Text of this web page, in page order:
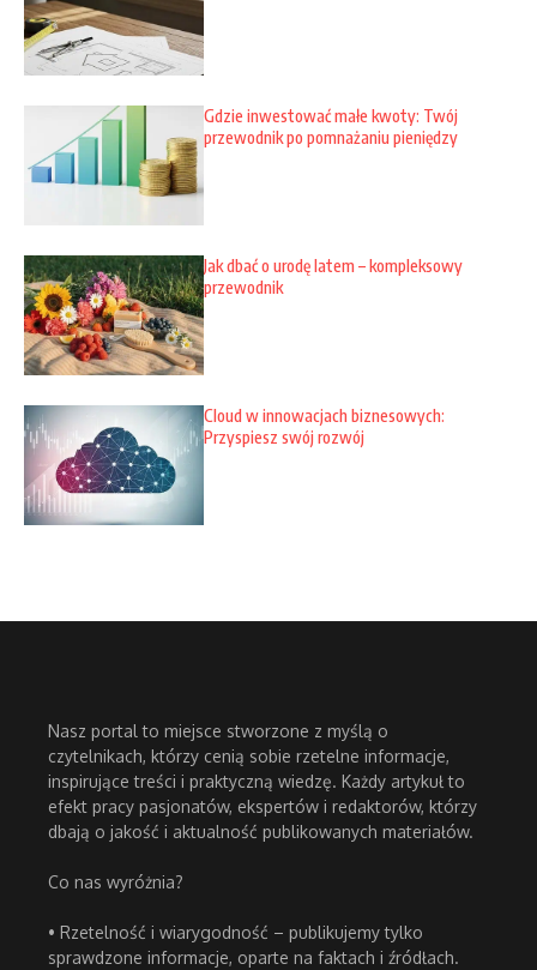
Gdzie inwestować małe kwoty: Twój
przewodnik po pomnażaniu pieniędzy
Jak dbać o urodę latem – kompleksowy
przewodnik
Cloud w innowacjach biznesowych:
Przyspiesz swój rozwój
Nasz portal to miejsce stworzone z myślą o
czytelnikach, którzy cenią sobie rzetelne informacje,
inspirujące treści i praktyczną wiedzę. Każdy artykuł to
efekt pracy pasjonatów, ekspertów i redaktorów, którzy
dbają o jakość i aktualność publikowanych materiałów.
Co nas wyróżnia?
• Rzetelność i wiarygodność – publikujemy tylko
sprawdzone informacje, oparte na faktach i źródłach.